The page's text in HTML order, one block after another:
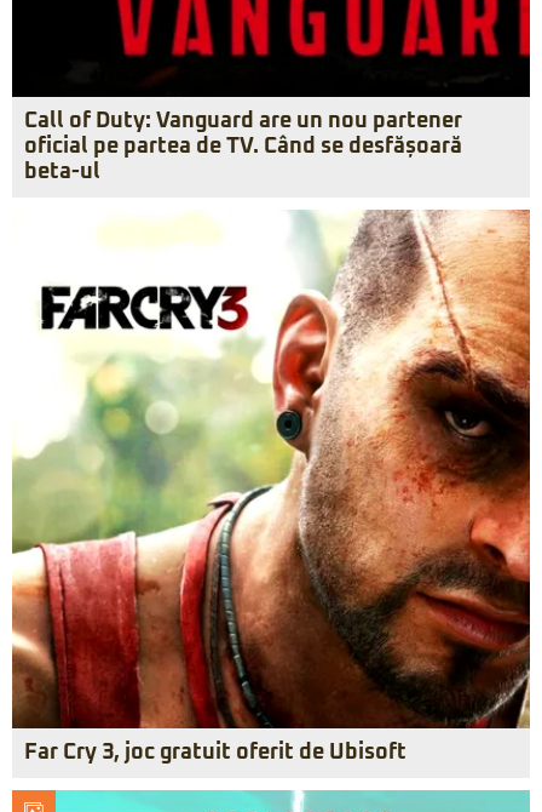
Call of Duty: Vanguard are un nou partener
oficial pe partea de TV. Când se desfășoară
beta-ul
Far Cry 3, joc gratuit oferit de Ubisoft